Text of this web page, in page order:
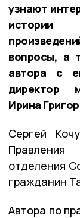
узнают
истории
вопросы, а
автора с
директор
Ирина
Сергей
Правления
отделения
гражданин
Автора по